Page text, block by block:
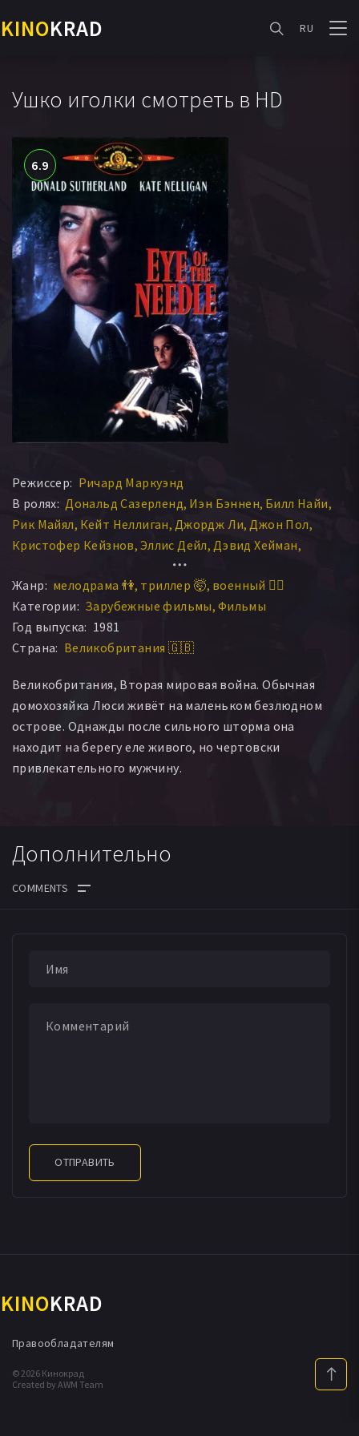
KINOKRAD RU
Ушко иголки смотреть в HD
6.9
Режиссер: Ричард Маркуэнд
В ролях: Дональд Сазерленд Иэн Бэннен Билл Найи
Рик Майял Кейт Неллиган Джордж Ли Джон Пол
Кристофер Кейзнов Эллис Дейл Дэвид Хейман
Джон Беннет
Филип Мартин Браун Джордж Бэлбин Фэйт Брук
Барбара Грали Артур Лавгроув Барбара Юинг
Дон Феллоуз Майкл Джозефс
Крис Дженкинсон Ричард Грейдон
Рори Эдвардс Билл Фрейзер Стюарт Харвуд
Джон Рис Патрик Коннор Рошелль Роуз
Майкл Меллингер Аллан Сертис Брюс Уайт
Алекс МакКрайндл Уильям Мэрроу
Jonathan Nicholas Haley Стивен Филлипс
Жанр: мелодрама 👫 триллер 🤯 военный 👨‍✈️
Категории: Зарубежные фильмы Фильмы
Год выпуска: 1981
Страна: Великобритания 🇬🇧
Великобритания, Вторая мировая война. Обычная
домохозяйка Люси живёт на маленьком безлюдном
острове. Однажды после сильного шторма она
находит на берегу еле живого, но чертовски
привлекательного мужчину.
Дополнительно
ОТПРАВИТЬ
KINOKRAD
© 2026 Кинокрад
Created by AWM Team
Правообладателям